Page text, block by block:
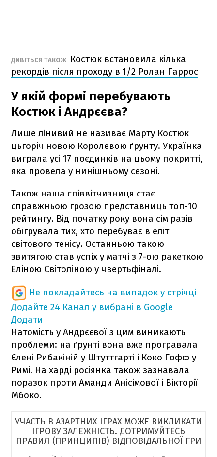
ДИВІТЬСЯ ТАКОЖ
Костюк встановила кілька
рекордів після проходу в 1/2 Ролан Гаррос
У якій формі перебувають
Костюк і Андрєєва?
Лише лінивий не називає Марту Костюк
цьгоріч новою Королевою ґрунту. Українка
виграла усі 17 поєдинків на цьому покритті,
яка провела у нинішньому сезоні.
Також наша співвітчизниця стає
справжньою грозою представниць топ-10
рейтингу. Від початку року вона сім разів
обігрувала тих, хто перебуває в еліті
світового тенісу. Останньою такою
звитягою став успіх у матчі з 7-ою ракеткою
Еліною Світоліною у чвертьфіналі.
Не покладайтесь на випадок у стрічці
Додайте 24 Канал у вибрані в Google
Додати
Натомість у Андрєєвої з цим виникають
проблеми: на ґрунті вона вже програвала
Єлені Рибакіній у Штуттгарті і Коко Гофф у
Римі. На харді росіянка також зазнавала
поразок проти Аманди Анісімової і Вікторії
Мбоко.
УЧАСТЬ В АЗАРТНИХ ІГРАХ МОЖЕ ВИКЛИКАТИ
ІГРОВУ ЗАЛЕЖНІСТЬ. ДОТРИМУЙТЕСЬ
ПРАВИЛ (ПРИНЦИПІВ) ВІДПОВІДАЛЬНОЇ ГРИ